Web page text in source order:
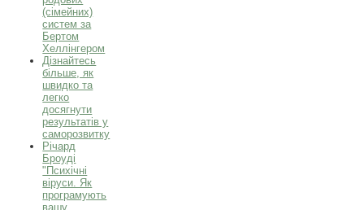
(сімейних)
систем за
Бертом
Хеллінгером
Дізнайтесь
більше, як
швидко та
легко
досягнути
результатів у
саморозвитку
Річард
Броуді
"Психічні
віруси. Як
програмують
вашу